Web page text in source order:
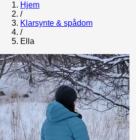
Hjem
/
Klarsynte & spådom
/
Ella